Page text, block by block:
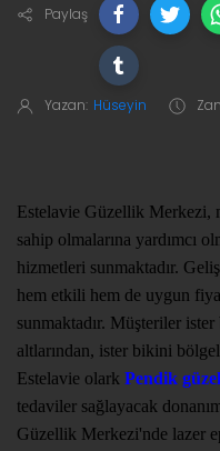
Paylaş
Yazan: Hüseyin
Estelavie Güzellik Merkezi,
sahip olmalarına yardımcı
hizmetleri sunmaktadır.
hem etkili hem de uygun
sunmaktadır. Müşteriler
altlarından, ister bikini
Estelavie olark Pendik
tedaviler sağlayacak
Güzellik Merkezi'nde lazer